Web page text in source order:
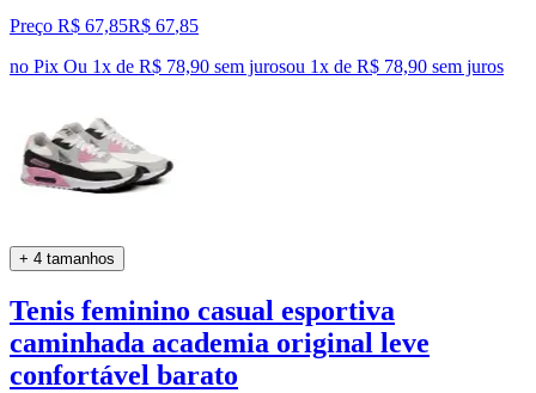
Preço R$ 67,85R$ 67,85
no Pix Ou 1x de R$ 78,90 sem jurosou 1x de R$ 78,90 sem juros
+ 4 tamanhos
Tenis feminino casual esportiva
caminhada academia original leve
confortável barato